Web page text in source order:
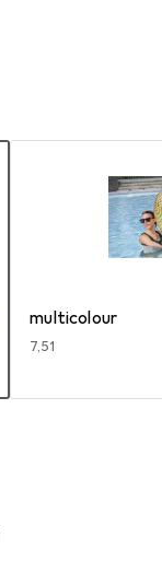
multicolour
EUR
7,51